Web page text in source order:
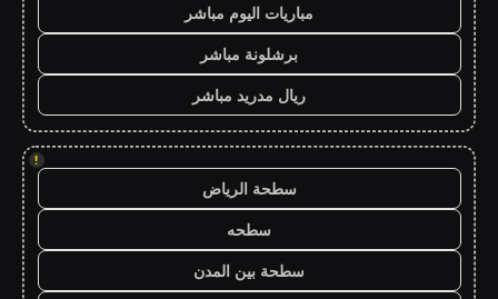
مباريات اليوم مباشر
برشلونة مباشر
ريال مدريد مباشر
!
سطحة الرياض
سطحه
سطحة بين المدن